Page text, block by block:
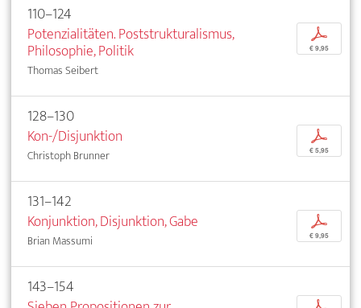
110–124
Potenzialitäten. Poststrukturalismus,
Philosophie, Politik
Thomas Seibert
p
€ 9,95
128–130
Kon-/Disjunktion
Christoph Brunner
p
€ 5,95
131–142
Konjunktion, Disjunktion, Gabe
Brian Massumi
p
€ 9,95
143–154